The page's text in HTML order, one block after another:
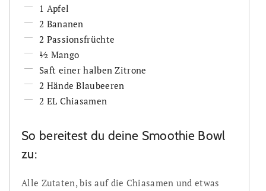
1 Apfel
2 Bananen
2 Passionsfrüchte
½ Mango
Saft einer halben Zitrone
2 Hände Blaubeeren
2 EL Chiasamen
So bereitest du deine Smoothie Bowl
zu:
Alle Zutaten, bis auf die Chiasamen und etwas